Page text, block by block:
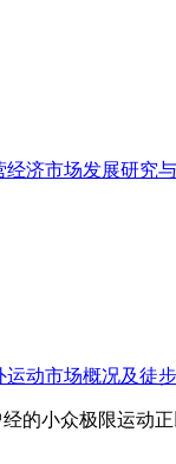
经济市场发展研究
运动市场概况及徒
的小众极限运动